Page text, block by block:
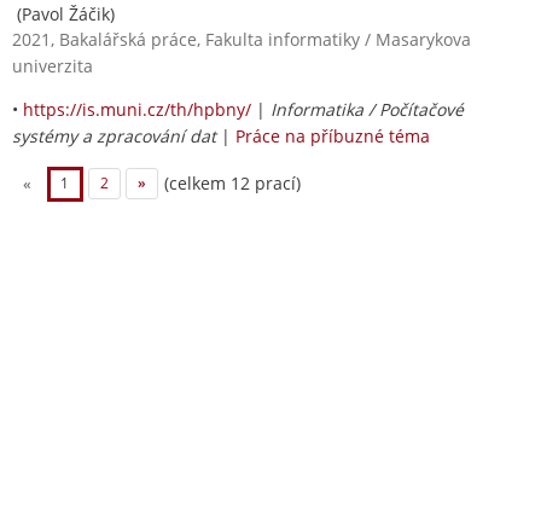
(Pavol Žáčik)
2021, Bakalářská práce, Fakulta informatiky / Masarykova
univerzita
• https://is.muni.cz/th/hpbny/ | Informatika / Počítačové
systémy a zpracování dat| Práce na příbuzné téma
« 1 2 » (celkem 12 prací)